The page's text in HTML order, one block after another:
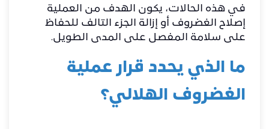
في هذه الحالات، يكون الهدف من العملية
إصلاح الغضروف أو إزالة الجزء التالف للحفاظ
على سلامة المفصل على المدى الطويل.
ما الذي يحدد قرار عملية
الغضروف الهلالي؟